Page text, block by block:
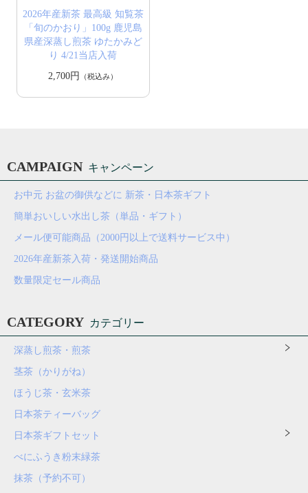
2026年産新茶 最高級 知覧茶
「旬のかおり」100g 鹿児島
県産深蒸し煎茶 ゆたかみど
り 4/21当店入荷
2,700円
（税込み）
CAMPAIGN キャンペーン
お中元 お盆の御供などに 新茶・日本茶ギフト
簡単おいしい水出し茶（単品・ギフト）
メール便可能商品（2000円以上で送料サービス中）
2026年産新茶入荷・発送開始商品
数量限定セール商品
CATEGORY カテゴリー
深蒸し煎茶・煎茶
茎茶（かりがね）
ほうじ茶・玄米茶
日本茶ティーバッグ
日本茶ギフトセット
べにふうき粉末緑茶
抹茶（予約不可）